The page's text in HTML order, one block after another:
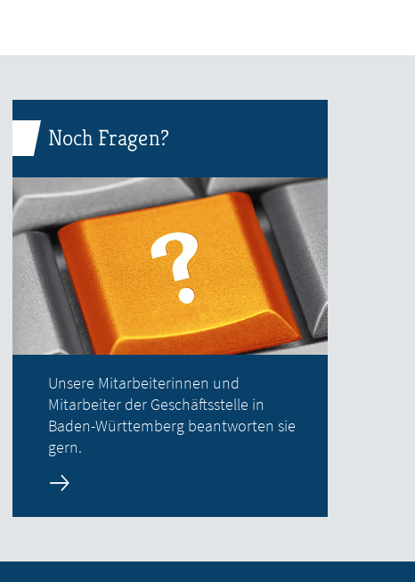
Noch Fragen?
Unsere Mitarbeiterinnen und
Mitarbeiter der Geschäftsstelle in
Baden-Württemberg beantworten sie
gern.